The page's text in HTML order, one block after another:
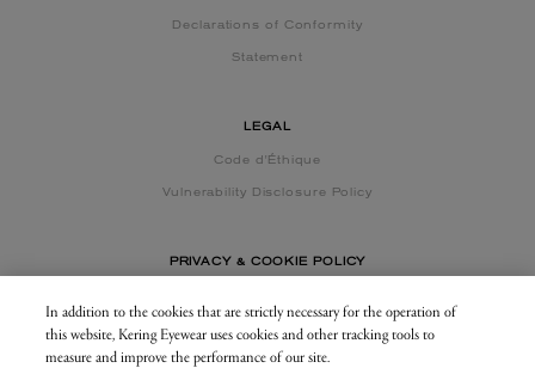
Declarations of Conformity
Statement
LEGAL
Code d'Éthique
Vulnerability Disclosure Policy
PRIVACY & COOKIE POLICY
CONTACT US
In addition to the cookies that are strictly necessary for the operation of
this website, Kering Eyewear uses cookies and other tracking tools to
measure and improve the performance of our site.